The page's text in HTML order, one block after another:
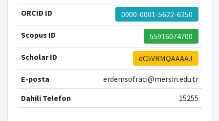
ORCID ID 0000-0001-5622-6250
Scopus ID 55916074700
Scholar ID dC5VRMQAAAAJ
E-posta
erdemsofraci@mersin.edu.tr
Dahili Telefon
15255